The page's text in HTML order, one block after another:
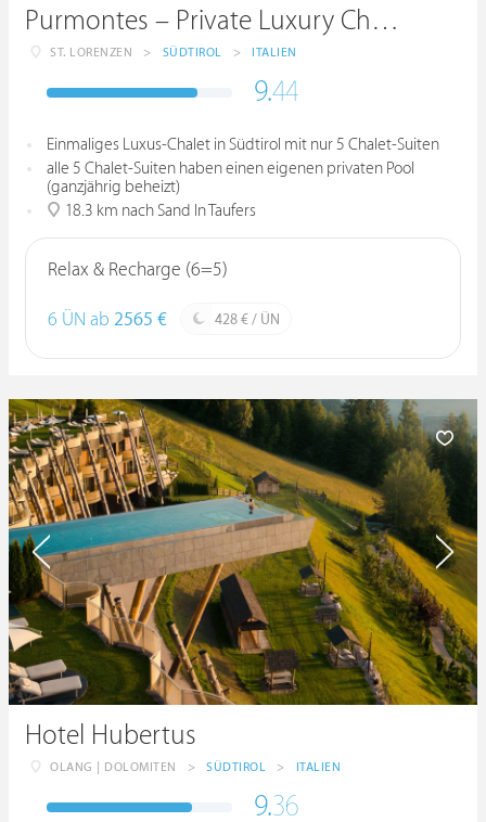
Purmontes – Private Luxury Chalet
ST. LORENZEN > SÜDTIROL > ITALIEN
9.44
Einmaliges Luxus-Chalet in Südtirol mit nur 5 Chalet-Suiten
alle 5 Chalet-Suiten haben einen eigenen privaten Pool
(ganzjährig beheizt)
18.3 km nach Sand In Taufers
Relax & Recharge (6=5)
6 ÜN ab 2565 € 428 € / ÜN
Hotel Hubertus
OLANG | DOLOMITEN > SÜDTIROL > ITALIEN
9.36